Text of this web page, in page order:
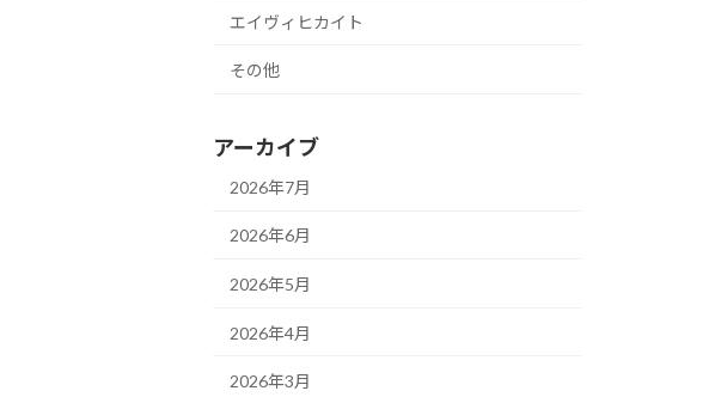
エイヴィヒカイト
その他
アーカイブ
2026年7月
2026年6月
2026年5月
2026年4月
2026年3月